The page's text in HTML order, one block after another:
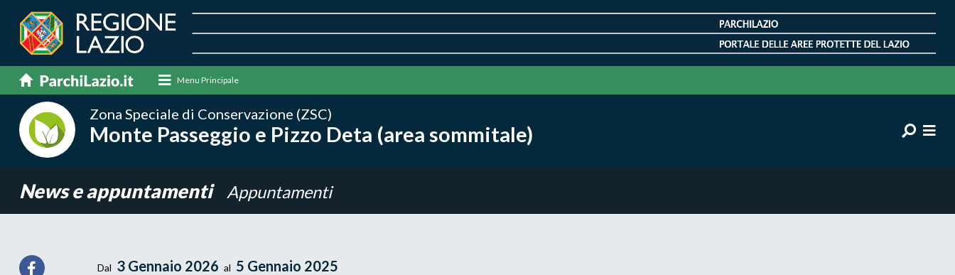
Menu Principale
Zona Speciale di Conservazione (ZSC)
Monte Passeggio e Pizzo Deta (area sommitale)
News e appuntamenti Appuntamenti
Dal 3 Gennaio 2026 al 5 Gennaio 2025